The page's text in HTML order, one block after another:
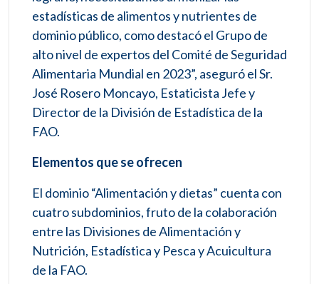
estadísticas de alimentos y nutrientes de
dominio público, como destacó el Grupo de
alto nivel de expertos del Comité de Seguridad
Alimentaria Mundial en 2023”, aseguró el Sr.
José Rosero Moncayo, Estaticista Jefe y
Director de la División de Estadística de la
FAO.
Elementos que se ofrecen
El dominio “Alimentación y dietas” cuenta con
cuatro subdominios, fruto de la colaboración
entre las Divisiones de Alimentación y
Nutrición, Estadística y Pesca y Acuicultura
de la FAO.